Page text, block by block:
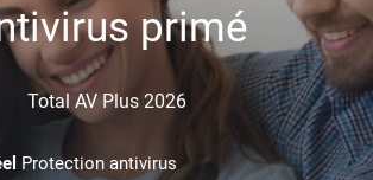
primé
Total AV Plus 2026
Protection antivirus